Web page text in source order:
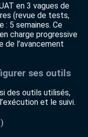
en 3 vagues de
(revue de tests,
5 semaines. Ce
charge progressive
de l’avancement
ses outils
des outils utilisés,
et le suivi.